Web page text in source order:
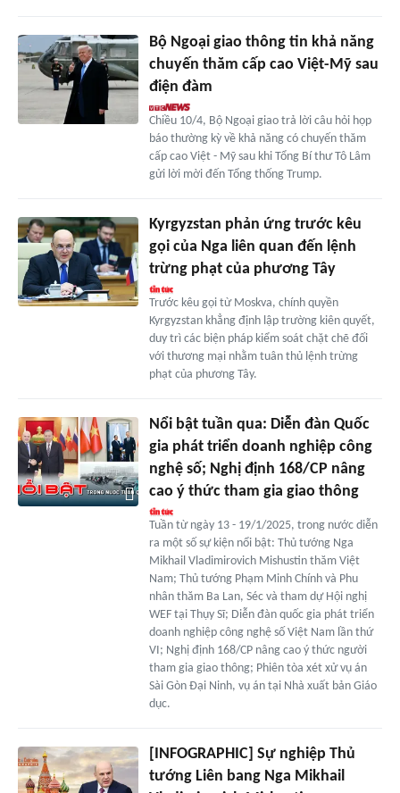
Bộ Ngoại giao thông tin khả năng
chuyến thăm cấp cao Việt-Mỹ sau
điện đàm
Chiều 10/4, Bộ Ngoại giao trả lời câu hỏi họp
báo thường kỳ về khả năng có chuyến thăm
cấp cao Việt - Mỹ sau khi Tổng Bí thư Tô Lâm
gửi lời mời đến Tổng thống Trump.
Kyrgyzstan phản ứng trước kêu
gọi của Nga liên quan đến lệnh
trừng phạt của phương Tây
Trước kêu gọi từ Moskva, chính quyền
Kyrgyzstan khẳng định lập trường kiên quyết,
duy trì các biện pháp kiểm soát chặt chẽ đối
với thương mại nhằm tuân thủ lệnh trừng
phạt của phương Tây.
Nổi bật tuần qua: Diễn đàn Quốc
gia phát triển doanh nghiệp công
nghệ số; Nghị định 168/CP nâng
cao ý thức tham gia giao thông
Tuần từ ngày 13 - 19/1/2025, trong nước diễn
ra một số sự kiện nổi bật: Thủ tướng Nga
Mikhail Vladimirovich Mishustin thăm Việt
Nam; Thủ tướng Phạm Minh Chính và Phu
nhân thăm Ba Lan, Séc và tham dự Hội nghị
WEF tại Thụy Sĩ; Diễn đàn quốc gia phát triển
doanh nghiệp công nghệ số Việt Nam lần thứ
VI; Nghị định 168/CP nâng cao ý thức người
tham gia giao thông; Phiên tòa xét xử vụ án
Sài Gòn Đại Ninh, vụ án tại Nhà xuất bản Giáo
dục.
[INFOGRAPHIC] Sự nghiệp Thủ
tướng Liên bang Nga Mikhail